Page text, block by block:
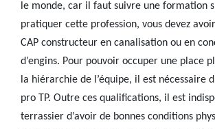
le monde, car il faut suivre une formation
pratiquer cette profession, vous devez
CAP constructeur en canalisation ou en
d’engins. Pour pouvoir occuper une place
la hiérarchie de l’équipe, il est nécessaire
pro TP. Outre ces qualifications, il est
terrassier d’avoir de bonnes conditions